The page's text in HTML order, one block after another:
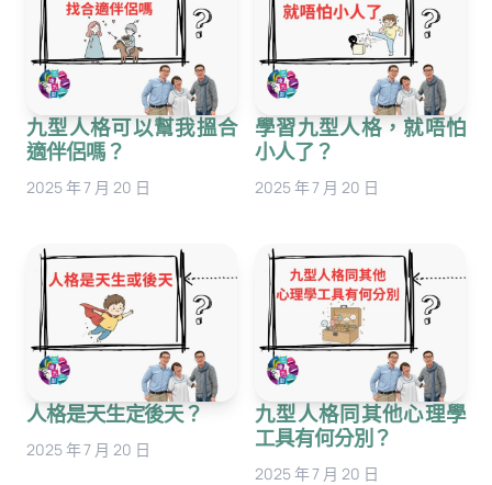
尋
搜尋
九型人格可以幫我搵合
適伴侶嗎？
2025 年 7 月 20 日
學習九型人格，就唔怕
小人了？
2025 年 7 月 20 日
人格是天生定後天？
2025 年 7 月 20 日
九型人格同其他心理學
工具有何分別？
2025 年 7 月 20 日